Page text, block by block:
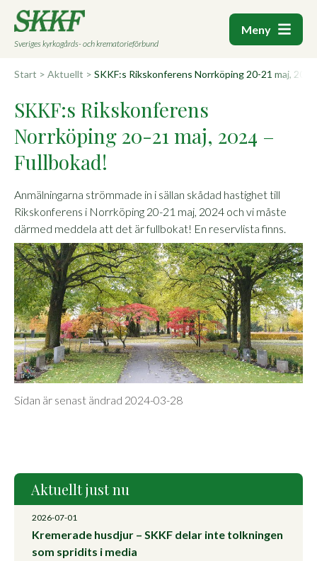
Sveriges kyrkogårds- och krematorieförbund
Meny
Start > Aktuellt > SKKF:s Rikskonferens Norrköping 20-21 maj,
SKKF:s Rikskonferens
Norrköping 20-21 maj, 2024 –
Fullbokad!
Anmälningarna strömmade in i sällan skådad hastighet till
Rikskonferens i Norrköping 20-21 maj, 2024 och vi måste
därmed meddela att det är fullbokat! En reservlista finns.
Sidan är senast ändrad 2024-03-28
Aktuellt just nu
2026-07-01
Kremerade husdjur – SKKF delar inte tolkningen
som spridits i media